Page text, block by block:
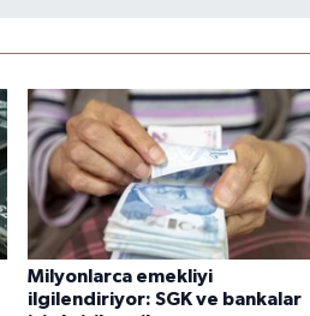
Milyonlarca emekliyi
ilgilendiriyor: SGK ve bankalar